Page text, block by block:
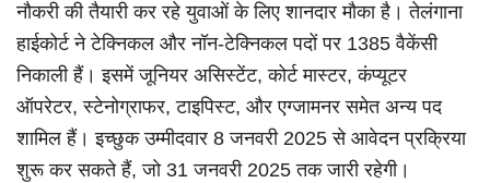
नौकरी की तैयारी कर रहे युवाओं के लिए शानदार मौका है। तेलंगाना
हाईकोर्ट ने टेक्निकल और नॉन-टेक्निकल पदों पर 1385 वैकेंसी
निकाली हैं। इसमें जूनियर असिस्टेंट, कोर्ट मास्टर, कंप्यूटर
ऑपरेटर, स्टेनोग्राफर, टाइपिस्ट, और एग्जामनर समेत अन्य पद
शामिल हैं। इच्छुक उम्मीदवार 8 जनवरी 2025 से आवेदन प्रक्रिया
शुरू कर सकते हैं, जो 31 जनवरी 2025 तक जारी रहेगी।